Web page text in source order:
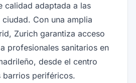
calidad adaptada a las
Con una amplia
Zurich garantiza acceso
profesionales sanitarios en
desde el centro
barrios periféricos.